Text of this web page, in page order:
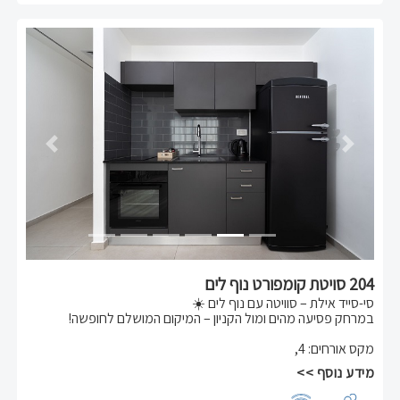
Previous Next
204 סויטת קומפורט נוף לים
סי-סייד אילת – סוויטה עם נוף לים ☀️
במרחק פסיעה מהים ומול הקניון – המיקום המושלם לחופשה!
הסוויטה בקומה גבוהה, עם נוף פתוח לים, מתאימה לזוג או למשפחה
עד 4 נפשות.
כוללת מיטה זוגית מרווחת + ספה נפתחת.
מקס אורחים:
4
,
מידע נוסף >>